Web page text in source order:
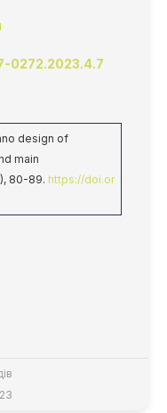
0272.2023.4.7
design of
main
80-89. https://doi.or